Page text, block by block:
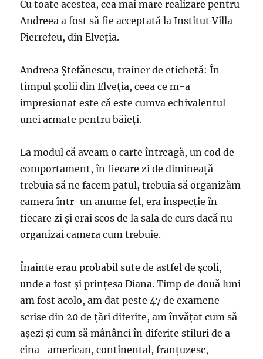
Cu toate acestea, cea mai mare realizare pentru
Andreea a fost să fie acceptată la Institut Villa
Pierrefeu, din Elveţia.
Andreea Ştefănescu, trainer de etichetă: În
timpul școlii din Elveția, ceea ce m-a
impresionat este că este cumva echivalentul
unei armate pentru băieți.
La modul că aveam o carte întreagă, un cod de
comportament, în fiecare zi de dimineață
trebuia să ne facem patul, trebuia să organizăm
camera într-un anume fel, era inspecție în
fiecare zi și erai scos de la sala de curs dacă nu
organizai camera cum trebuie.
Înainte erau probabil sute de astfel de şcoli,
unde a fost şi prinţesa Diana. Timp de două luni
am fost acolo, am dat peste 47 de examene
scrise din 20 de ţări diferite, am învăţat cum să
aşezi şi cum să mânânci în diferite stiluri de a
cina- american, continental, franţuzesc,